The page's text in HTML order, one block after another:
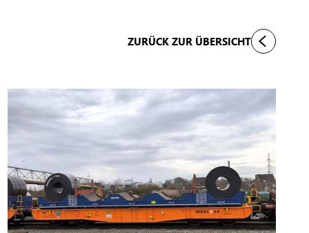
ZURÜCK ZUR ÜBERSICHT